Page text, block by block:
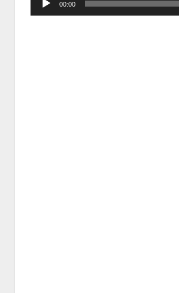
Player
00:00